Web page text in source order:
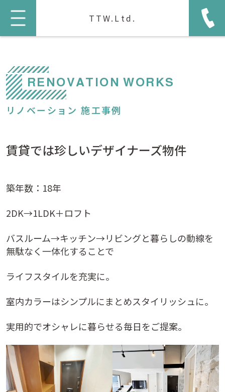
TTW.Ltd.
RENOVATION WORKS
リノベーション 施工事例
賃貸では珍しいデザイナーズ物件
築年数：18年
2DK→1LDK＋ロフト
バスルーム→キッチン→リビングと暮らしの動線を
無駄なく一体化することで
ライフスタイルを充実に。
室内カラーはシンプルにまとめスタイリッシュに。
実用的でオシャレに暮らせる毎日をご提案。